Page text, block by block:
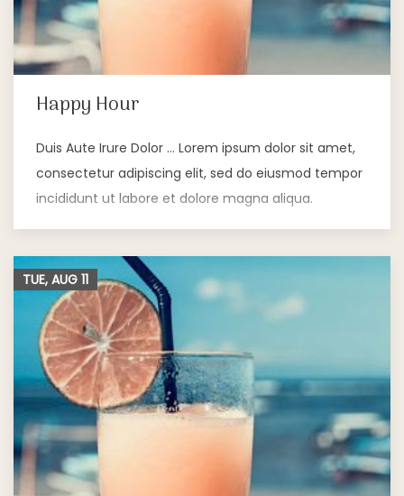
Happy Hour
Duis Aute Irure Dolor … Lorem ipsum dolor sit amet,
consectetur adipiscing elit, sed do eiusmod tempor
incididunt ut labore et dolore magna aliqua.
TUE, AUG 11